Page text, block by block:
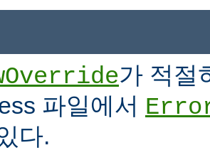
가 적절
파일에서
다.